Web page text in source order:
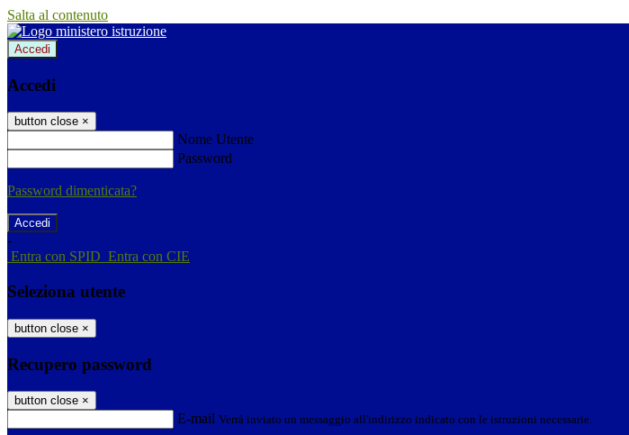
Salta al contenuto
Accedi
Accedi
button close ×
Nome Utente
Password
Password dimenticata?
-
Entra con SPID Entra con CIE
Seleziona utente
button close ×
Recupero password
button close ×
E-mail Verrà inviato un messaggio all'indirizzo indicato con le istruzioni necessarie.